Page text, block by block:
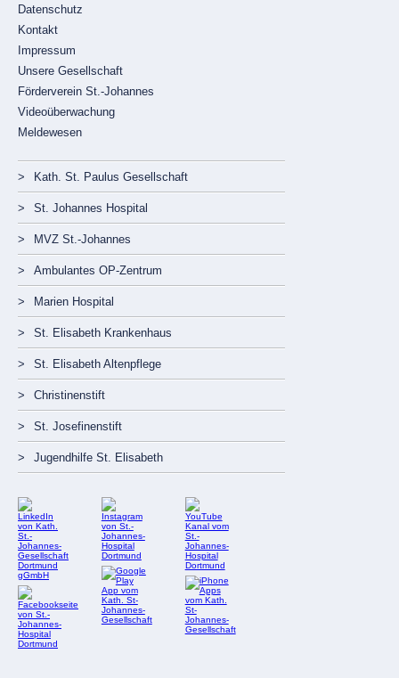
Navigation
überspringen
Datenschutz
Kontakt
Impressum
Unsere Gesellschaft
Förderverein St.-Johannes
Videoüberwachung
Meldewesen
Navigation
überspringen
Kath. St. Paulus Gesellschaft
St. Johannes Hospital
MVZ St.-Johannes
Ambulantes OP-Zentrum
Marien Hospital
St. Elisabeth Krankenhaus
St. Elisabeth Altenpflege
Christinenstift
St. Josefinenstift
Jugendhilfe St. Elisabeth